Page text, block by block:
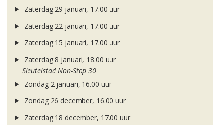
Zaterdag 29 januari, 17.00 uur
Zaterdag 22 januari, 17.00 uur
Zaterdag 15 januari, 17.00 uur
Zaterdag 8 januari, 18.00 uur
Sleutelstad Non-Stop 30
Zondag 2 januari, 16.00 uur
Zondag 26 december, 16.00 uur
Zaterdag 18 december, 17.00 uur